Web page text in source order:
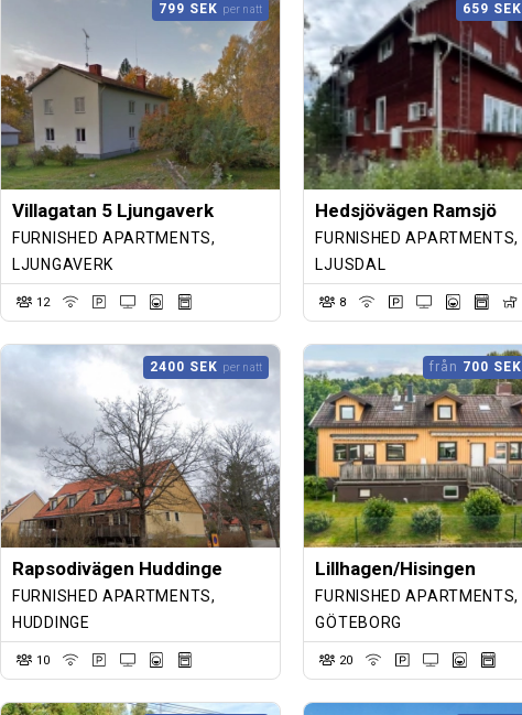
799 SEK per natt
Villagatan 5 Ljungaverk
FURNISHED APARTMENTS,
LJUNGAVERK
12
659 SEK
Hedsjövägen Ramsjö
FURNISHED APARTMENTS,
LJUSDAL
8
2400 SEK per natt
Rapsodivägen Huddinge
FURNISHED APARTMENTS,
HUDDINGE
10
från 700 SEK
Lillhagen/Hisingen
FURNISHED APARTMENTS,
GÖTEBORG
20